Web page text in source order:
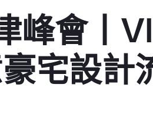
峰會丨
宅設計